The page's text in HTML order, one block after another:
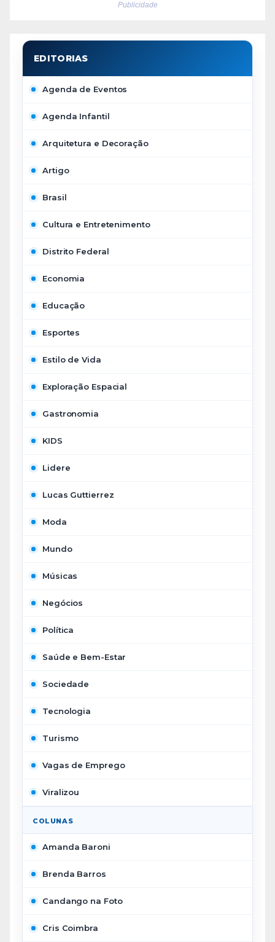
Publicidade
Agenda de Eventos
Agenda Infantil
Arquitetura e Decoração
Artigo
Brasil
Cultura e Entretenimento
Distrito Federal
Economia
Educação
Esportes
Estilo de Vida
Exploração Espacial
Gastronomia
KIDS
Lidere
Lucas Guttierrez
Moda
Mundo
Músicas
Negócios
Política
Saúde e Bem-Estar
Sociedade
Tecnologia
Turismo
Vagas de Emprego
Viralizou
COLUNAS
Amanda Baroni
Brenda Barros
Candango na Foto
Cris Coimbra